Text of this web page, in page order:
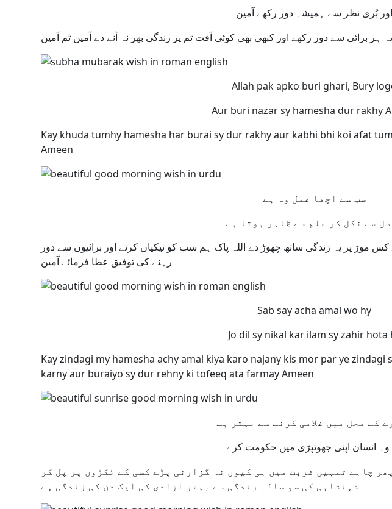
Allah pak apko buri ghari, Bury
Aur buri nazar sy hamesha dur rakhy
Kay khuda tumhy hamesha har burai sy dur rakhy aur kabhi bhi koi afat
Ameen
سے نکل کر علم سے ظاہر ہوتا ہے
موڑ پر یہ زندگی ساتھ چھوڑ دے اللہ پاک ہم سب کو نیکیاں کرنے اور برائیوں سے دور
Sab say acha amal wo hy
Jo dil sy nikal kar ilam sy zahir hota
Kay zindagi my hamesha achy amal kiya karo najany kis mor par ye
karny aur buraiyo sy dur rehny ki tofeeq ata farmay Ameen
چاہے تمہیں غربت میں ہی کیوں نہ گزارنی پڑے کسی کے ٹکڑوں پر پل کر